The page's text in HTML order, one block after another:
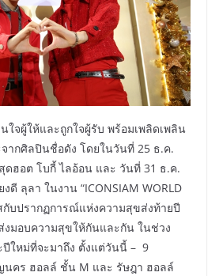
ใจผู้ให้และถูกใจผู้รับ พร้อมเพลิดเพลิน
จากศิลปินชื่อดัง โดยในวันที่ 25 ธ.ค.
ฮอต โบกี้ ไลอ้อน และ วันที่ 31 ธ.ค.
ดี ลุลา ในงาน “ICONSIAM WORLD
สกับปรากฏการณ์แห่งความสุขส่งท้ายปี
งมอบความสุขให้กันและกัน ในช่วง
ใหม่ที่จะมาถึง ตั้งแต่วันนี้ – 9
นคร ฮอลล์ ชั้น M และ รัษฎา ฮอลล์